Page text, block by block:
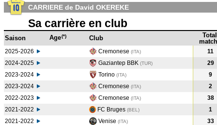
CARRIERE de David OKEREKE
Sa carrière en club
Saison Age(*) Club
Total
2025-2026 Cremonese (ITA)
11
2024-2025
Gaziantep BBK (TUR)
29
2023-2024
Torino (ITA)
9
2023-2024
Cremonese (ITA)
2
2022-2023
Cremonese (ITA)
38
2021-2022
FC Bruges (BEL )
1
2021-2022
Venise (ITA)
33